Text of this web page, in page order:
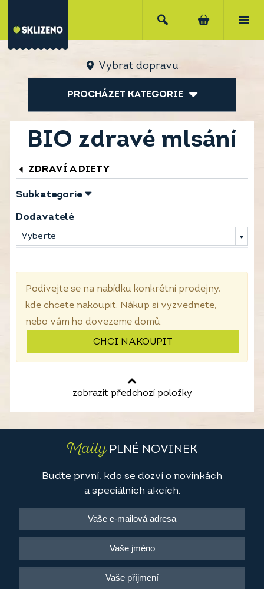
Vybrat dopravu
PROCHÁZET KATEGORIE
BIO zdravé mlsání
ZDRAVÍ A DIETY
Subkategorie
Dodavatelé
Vyberte
Podívejte se na nabídku konkrétní prodejny,
kde chcete nakoupit. Nákup si vyzvednete,
nebo vám ho dovezeme domů.
CHCI NAKOUPIT
zobrazit předchozí položky
MailyPLNÉ NOVINEK
Buďte první, kdo se dozví o novinkách
a speciálních akcích.